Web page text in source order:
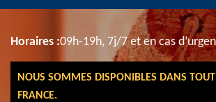
Horaires :09h-19h, 7j/7 et en cas
NOUS SOMMES DISPONIBLES DANS
FRANCE.